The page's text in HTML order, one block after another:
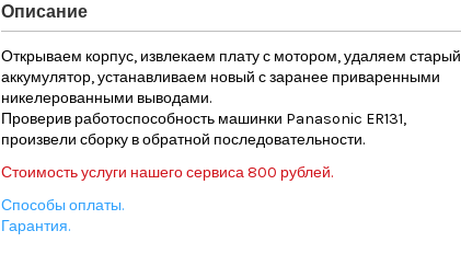
Описание
Открываем корпус, извлекаем плату с мотором, удаляем старый
аккумулятор, устанавливаем новый с заранее приваренными
никелерованными выводами.
Проверив работоспособность машинки Panasonic ER131,
произвели сборку в обратной последовательности.
Стоимость услуги нашего сервиса 800 рублей.
Способы оплаты.
Гарантия.